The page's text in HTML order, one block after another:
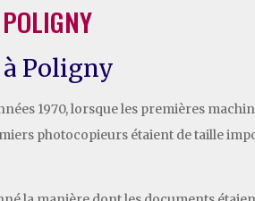
Poligny
1970, lorsque les premières
photocopieurs étaient de taille